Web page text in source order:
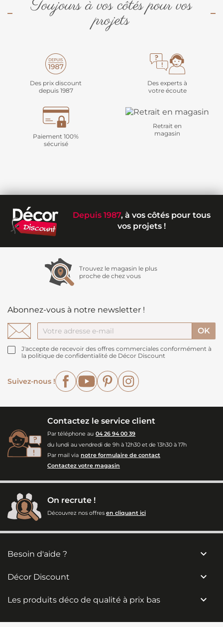
Toujours à vos côtés pour vos
projets
Des prix discount
depuis 1987
Des experts à
votre écoute
Paiement 100%
sécurisé
Retrait en
magasin
Depuis 1987, à vos côtés pour tous
vos projets !
Trouvez le magasin le plus
proche de chez vous
Abonnez-vous à notre newsletter !
J'accepte de recevoir des offres commerciales conformément à
la politique de confidentialité de Décor Discount
Suivez-nous !
FacebookYouTubePinterest
Contactez le service client
Par téléphone au 04 26 94 00 39
du lundi au vendredi de 9h à 12h30 et de 13h30 à 17h
Par mail via notre formulaire de contact
Contactez votre magasin
On recrute !
Découvrez nos offres en cliquant ici
Besoin d'aide ? 
Décor Discount 
Les produits déco de qualité à prix bas 